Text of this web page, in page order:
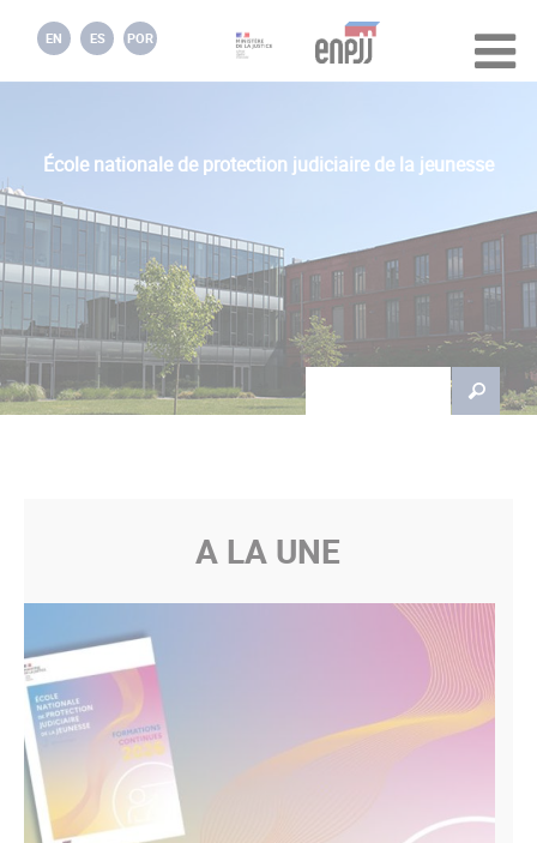
École nationale de protection judiciaire de la jeunesse
EN ES POR
Formulaire de
A LA UNE